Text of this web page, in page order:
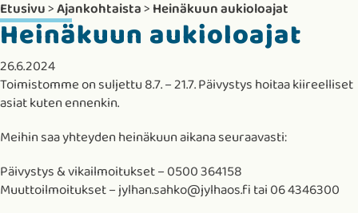
Etusivu>Ajankohtaista>Heinäkuun aukioloajat
Heinäkuun aukioloajat
26.6.2024
Toimistomme on suljettu 8.7. – 21.7. Päivystys hoitaa kiireelliset
asiat kuten ennenkin.
Meihin saa yhteyden heinäkuun aikana seuraavasti:
Päivystys & vikailmoitukset – 0500 364158
Muuttoilmoitukset – jylhan.sahko@jylhaos.fi tai 06 4346300